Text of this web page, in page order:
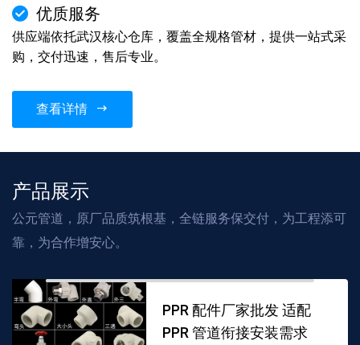
优质服务
供应端依托武汉核心仓库，覆盖全规格管材，提供一站式采
购，交付迅速，售后专业。
查看详情
产品展示
公元管道，原厂品质筑根基，全链服务保交付，为工程添可
靠，为合作增安心。
PPR 配件厂家批发 适配
PPR 管道衔接安装需求